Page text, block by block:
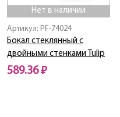
Нет в наличии
Артикул: PF-74024
Бокал стеклянный с
двойными стенками Tulip
589.36 ₽